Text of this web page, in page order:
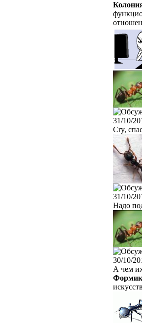
31/10/
Cry,
31/10/
Надо
30/10/
А чем